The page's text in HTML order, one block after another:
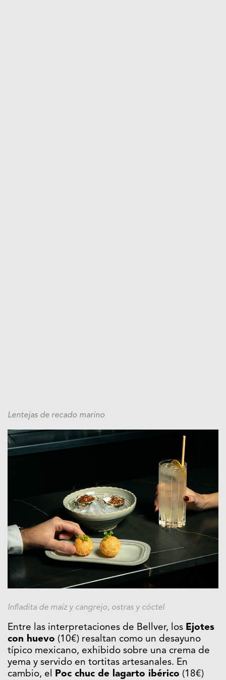
Lentejas de recado marino
Infladita de maíz y cangrejo, ostras y cóctel
Entre las interpretaciones de Bellver, los Ejotes
con huevo (10€) resaltan como un desayuno
típico mexicano, exhibido sobre una crema de
yema y servido en tortitas artesanales. En
cambio, el
Poc chuc de lagarto ibérico (18€)